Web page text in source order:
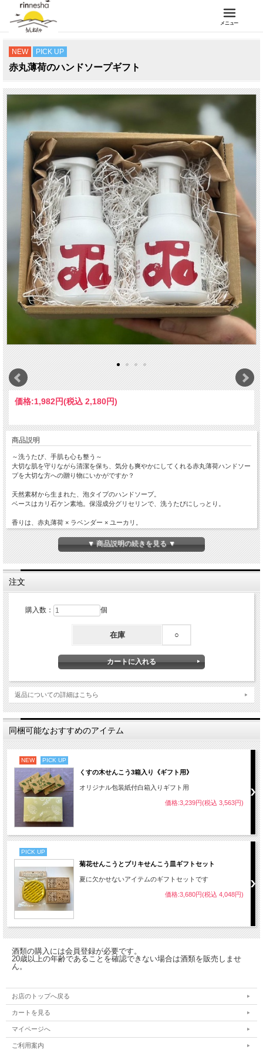
メニュー
NEW PICK UP
赤丸薄荷のハンドソープギフト
価格:1,982円(税込 2,180円)
商品説明
～洗うたび、手肌も心も整う～
大切な肌を守りながら清潔を保ち、気分も爽やかにしてくれる赤丸薄荷ハンドソー
プを大切な方への贈り物にいかがですか？
天然素材から生まれた、泡タイプのハンドソープ。
ベースはカリ石ケン素地。保湿成分グリセリンで、洗うたびにしっとり。
香りは、赤丸薄荷 × ラベンダー × ユーカリ。
ふわっと広がる清涼感で、手洗いのひとときを深呼吸に変えます。
合成界面活性剤は不使用。
手を洗うたびに、肌のバリアを壊すのではなく、守る設計です。
容量：300ml×2本
▼ 商品説明の続きを見る ▼
注文
購入数： 個
在庫 ○
返品についての詳細はこちら
同梱可能なおすすめのアイテム
NEW PICK UP
くすの木せんこう3箱入り《ギフト用》
オリジナル包装紙付白箱入りギフト用
価格:3,239円(税込 3,563円)
PICK UP
菊花せんこうとブリキせんこう皿ギフトセット
夏に欠かせないアイテムのギフトセットです
価格:3,680円(税込 4,048円)
酒類の購入には会員登録が必要です。
20歳以上の年齢であることを確認できない場合は酒類を販売しませ
ん。
お店のトップへ戻る
カートを見る
マイページへ
ご利用案内